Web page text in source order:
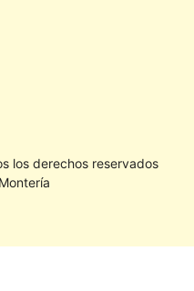
los derechos reservados